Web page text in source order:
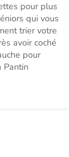
pour plus
qui vous
trier votre
avoir coché
pour
Pantin